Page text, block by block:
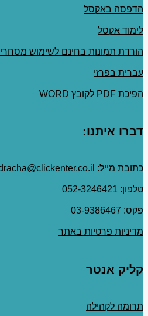
הדפסה באקסל
לימוד אקסל
הורדת תמונות בחינם לשימוש מסחרי
עברית בפרזי
הפיכת PDF לקובץ WORD
דברו איתנו:
כתובת מייל: hadracha@clickenter.co.il
טלפון: 052-3246421
פקס: 03-9386467
מדיניות פרטיות באתר
קליק אנטר
תרומה לקהילה